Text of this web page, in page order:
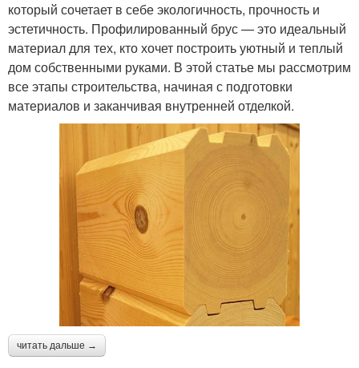
который сочетает в себе экологичность, прочность и
эстетичность. Профилированный брус — это идеальный
материал для тех, кто хочет построить уютный и теплый
дом собственными руками. В этой статье мы рассмотрим
все этапы строительства, начиная с подготовки
материалов и заканчивая внутренней отделкой.
читать дальше →